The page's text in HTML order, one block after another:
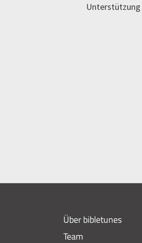
Über bibletunes
Team